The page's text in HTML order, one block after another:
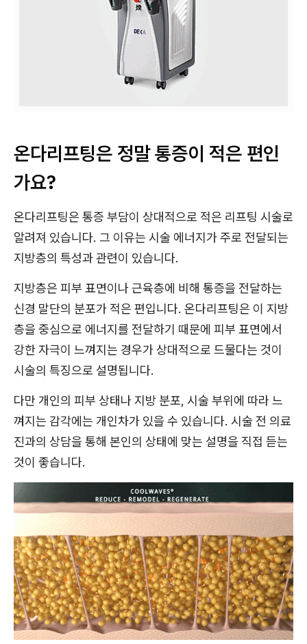
온다리프팅은 정말 통증이 적은 편인
가요?
온다리프팅은 통증 부담이 상대적으로 적은 리프팅 시술로
알려져 있습니다. 그 이유는 시술 에너지가 주로 전달되는
지방층의 특성과 관련이 있습니다.
지방층은 피부 표면이나 근육층에 비해 통증을 전달하는
신경 말단의 분포가 적은 편입니다. 온다리프팅은 이 지방
층을 중심으로 에너지를 전달하기 때문에 피부 표면에서
강한 자극이 느껴지는 경우가 상대적으로 드물다는 것이
시술의 특징으로 설명됩니다.
다만 개인의 피부 상태나 지방 분포, 시술 부위에 따라 느
껴지는 감각에는 개인차가 있을 수 있습니다. 시술 전 의료
진과의 상담을 통해 본인의 상태에 맞는 설명을 직접 듣는
것이 좋습니다.